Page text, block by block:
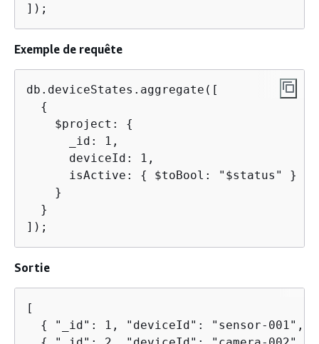
]);
Exemple de requête
db.deviceStates.aggregate([
{
    $project:
{
      _id: 1,
      deviceId: 1,
      isActive:
{
$toBool: "$status" }
    }
  }
]);
Sortie
[
{
"_id": 1, "deviceId": "sensor-001",